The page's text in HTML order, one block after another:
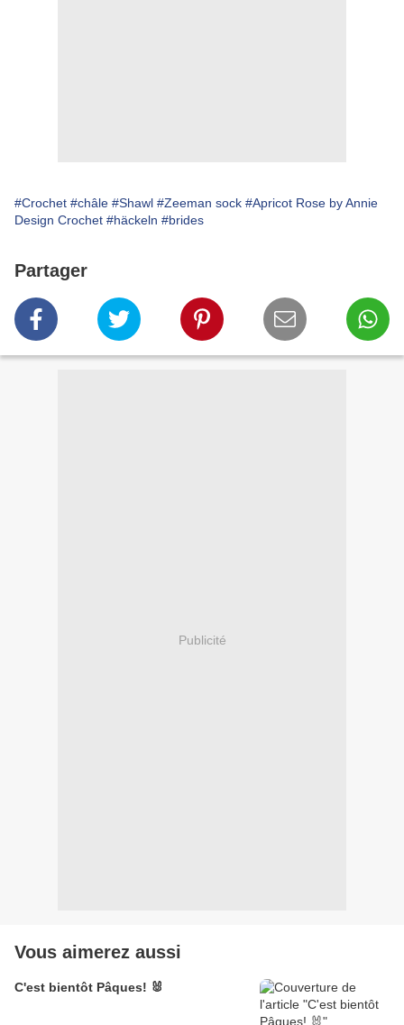
#Crochet #châle #Shawl #Zeeman sock #Apricot Rose by Annie
Design Crochet #häckeln #brides
Partager
Publicité
Vous aimerez aussi
C'est bientôt Pâques! 🐰